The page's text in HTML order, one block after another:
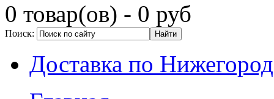
0 товар(ов) - 0 руб
Поиск:
Доставка по